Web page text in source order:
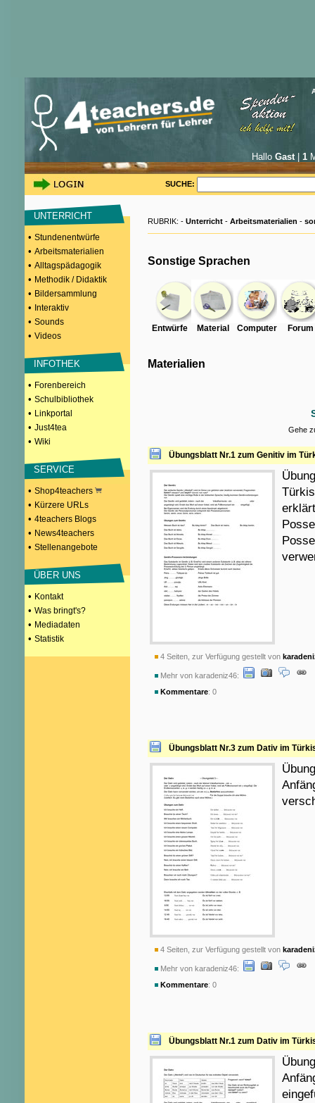
Hallo Gast| 1
SUCHE:
UNTERRICHT
• Stundenentwürfe
• Arbeitsmaterialien
• Alltagspädagogik
• Methodik / Didaktik
• Bildersammlung
• Interaktiv
• Sounds
• Videos
INFOTHEK
• Forenbereich
• Schulbibliothek
• Linkportal
• Just4tea
• Wiki
SERVICE
• Shop4teachers
• Kürzere URLs
• 4teachers Blogs
• News4teachers
• Stellenangebote
ÜBER UNS
• Kontakt
• Was bringt's?
• Mediadaten
• Statistik
RUBRIK: - Unterricht - Arbeitsmaterialien -
Sonstige Sprachen
Entwürfe Material Computer Forum
Materialien
Gehe
Übungsblatt Nr.1 zum Genitiv im
4 Seiten, zur Verfügung gestellt von
Mehr von karadeniz46:
Kommentare: 0
Übungsblatt Nr.3 zum Dativ im
4 Seiten, zur Verfügung gestellt von
Mehr von karadeniz46:
Kommentare: 0
Übungsblatt Nr.1 zum Dativ im